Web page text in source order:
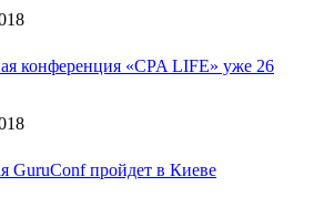
конференция «CPA LIFE» уже 26
GuruConf пройдет в Киеве